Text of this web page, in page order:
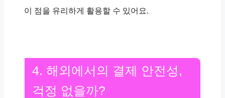
이 점을 유리하게 활용할 수 있어요.
4. 해외에서의 결제 안전성,
걱정 없을까?